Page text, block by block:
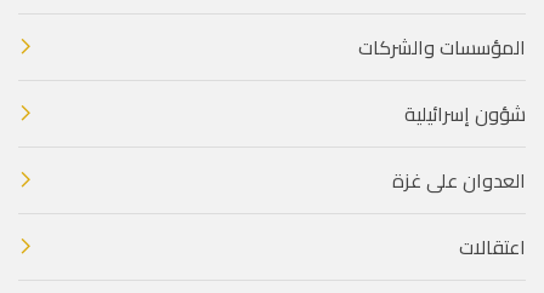
المؤسسات والشركات
شؤون إسرائيلية
العدوان على غزة
اعتقالات